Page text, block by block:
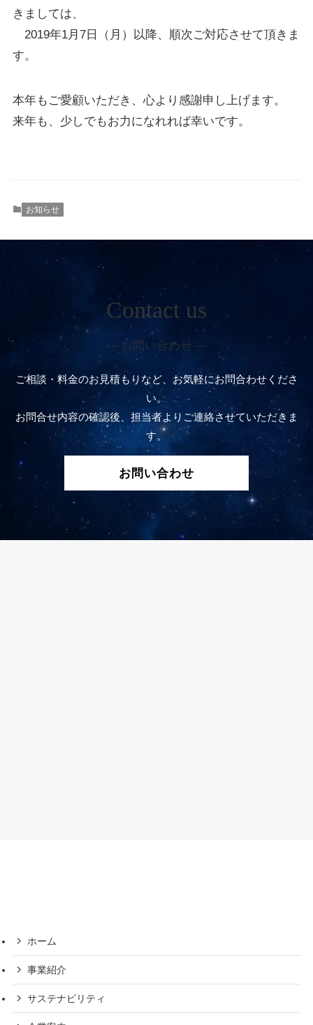
きましては、
2019年1月7日（月）以降、順次ご対応させて頂きま
す。
本年もご愛顧いただき、心より感謝申し上げます。
来年も、少しでもお力になれれば幸いです。
お知らせ
Contact us
― お問い合わせ ―
ご相談・料金のお見積もりなど、お気軽にお問合わせくださ
い。
お問合せ内容の確認後、担当者よりご連絡させていただきま
す。
お問い合わせ
ホーム
事業紹介
サステナビリティ